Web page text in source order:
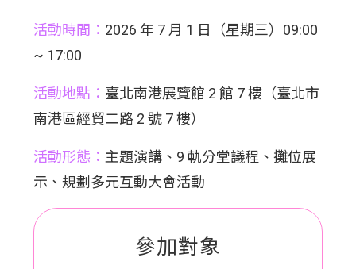
活動時間： 2026 年 7 月 1 日（星期三）09:00
~ 17:00
活動地點： 臺北南港展覽館 2 館 7 樓（臺北市
南港區經貿二路 2 號 7 樓）
活動形態： 主題演講、9 軌分堂議程、攤位展
示、規劃多元互動大會活動
參加對象